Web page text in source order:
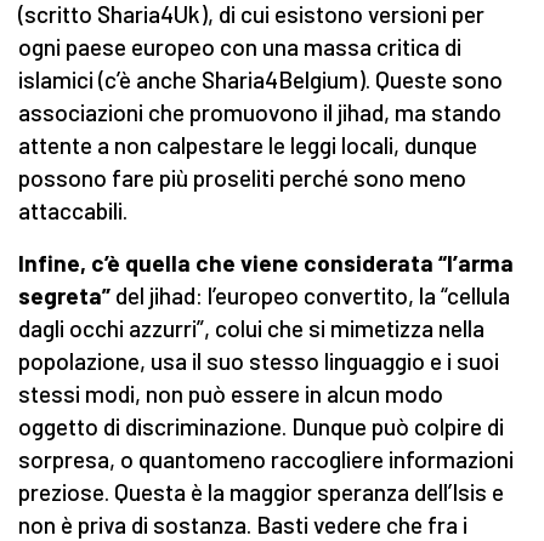
(scritto Sharia4Uk), di cui esistono versioni per
ogni paese europeo con una massa critica di
islamici (c’è anche Sharia4Belgium). Queste sono
associazioni che promuovono il jihad, ma stando
attente a non calpestare le leggi locali, dunque
possono fare più proseliti perché sono meno
attaccabili.
Infine, c’è quella che viene considerata “l’arma
segreta” del jihad: l’europeo convertito, la “cellula
dagli occhi azzurri”, colui che si mimetizza nella
popolazione, usa il suo stesso linguaggio e i suoi
stessi modi, non può essere in alcun modo
oggetto di discriminazione. Dunque può colpire di
sorpresa, o quantomeno raccogliere informazioni
preziose. Questa è la maggior speranza dell’Isis e
non è priva di sostanza. Basti vedere che fra i